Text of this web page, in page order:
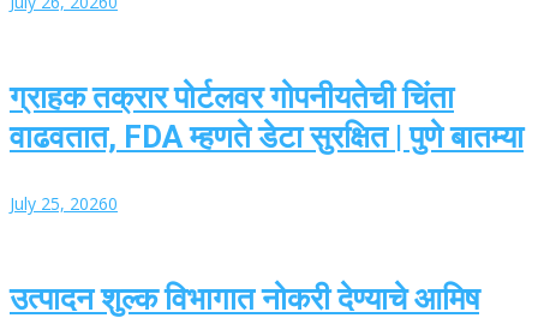
ग्राहक तक्रार पोर्टलवर गोपनीयतेची चिंता
वाढवतात, FDA म्हणते डेटा सुरक्षित | पुणे बातम्या
July 25, 20260
उत्पादन शुल्क विभागात नोकरी देण्याचे आमिष